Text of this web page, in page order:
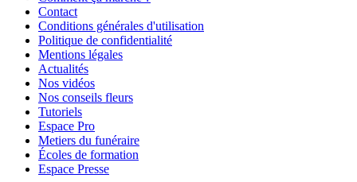
Contact
Conditions générales d'utilisation
Politique de confidentialité
Mentions légales
Actualités
Nos vidéos
Nos conseils fleurs
Tutoriels
Espace Pro
Metiers du funéraire
Écoles de formation
Espace Presse